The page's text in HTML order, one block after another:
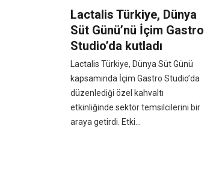
Lactalis Türkiye, Dünya
Süt Günü’nü İçim Gastro
Studio’da kutladı
Lactalis Türkiye, Dünya Süt Günü
kapsamında İçim Gastro Studio’da
düzenlediği özel kahvaltı
etkinliğinde sektör temsilcilerini bir
araya getirdi. Etki...